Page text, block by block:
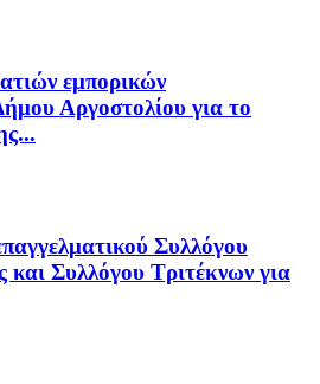
εμπορικών
Αργοστολίου για το
Συλλόγου
και Συλλόγου Τριτέκνων για